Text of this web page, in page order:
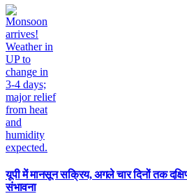
यूपी में मानसून सक्रिय, अगले चार दिनों तक
संभावना